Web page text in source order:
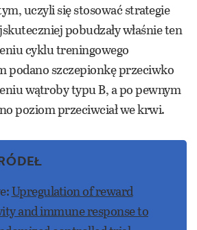
uczyli się stosować strategie
pobudzały właśnie ten
cyklu treningowego
podano szczepionkę przeciwko
wątroby typu B, a po pewnym
poziom przeciwciał we krwi.
Upregulation of reward
and immune response to